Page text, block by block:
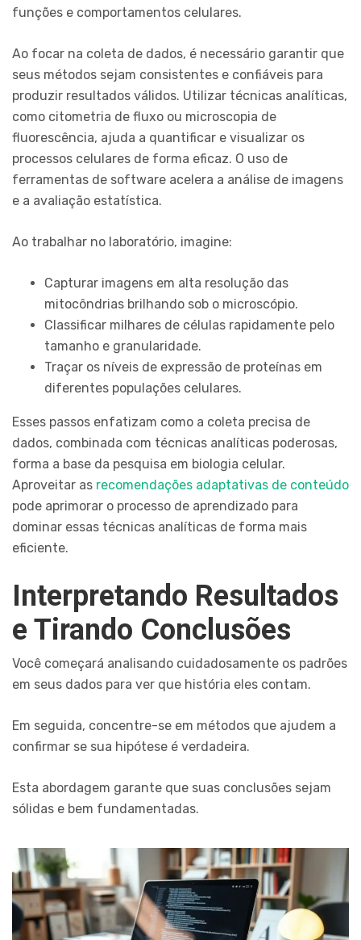
funções e comportamentos celulares.
Ao focar na coleta de dados, é necessário garantir que
seus métodos sejam consistentes e confiáveis para
produzir resultados válidos. Utilizar técnicas analíticas,
como citometria de fluxo ou microscopia de
fluorescência, ajuda a quantificar e visualizar os
processos celulares de forma eficaz. O uso de
ferramentas de software acelera a análise de imagens
e a avaliação estatística.
Ao trabalhar no laboratório, imagine:
Capturar imagens em alta resolução das
mitocôndrias brilhando sob o microscópio.
Classificar milhares de células rapidamente pelo
tamanho e granularidade.
Traçar os níveis de expressão de proteínas em
diferentes populações celulares.
Esses passos enfatizam como a coleta precisa de
dados, combinada com técnicas analíticas poderosas,
forma a base da pesquisa em biologia celular.
Aproveitar as recomendações adaptativas de conteúdo
pode aprimorar o processo de aprendizado para
dominar essas técnicas analíticas de forma mais
eficiente.
Interpretando Resultados
e Tirando Conclusões
Você começará analisando cuidadosamente os padrões
em seus dados para ver que história eles contam.
Em seguida, concentre-se em métodos que ajudem a
confirmar se sua hipótese é verdadeira.
Esta abordagem garante que suas conclusões sejam
sólidas e bem fundamentadas.